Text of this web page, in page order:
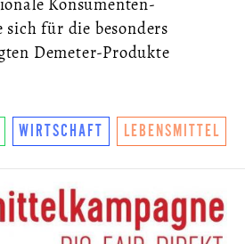
für die besonders
Demeter-Produkte
WIRTSCHAFT LEBENSMITTEL